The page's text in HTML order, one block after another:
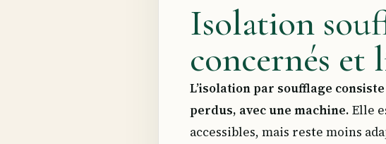
Isolation
concernés et
L’isolation par soufflage
perdus, avec une machine. Elle
accessibles, mais reste moins